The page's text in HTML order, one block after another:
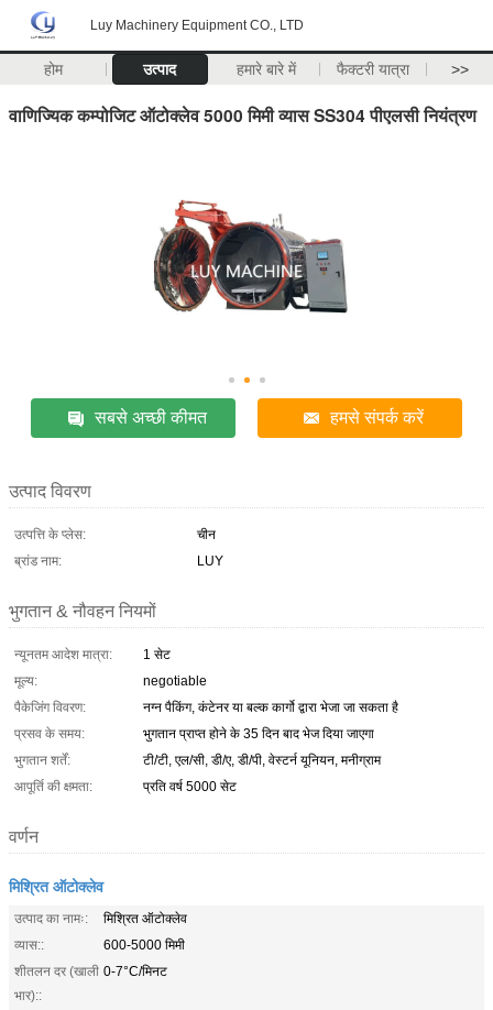
Luy Machinery Equipment CO., LTD
होम उत्पाद हमारे बारे में फैक्टरी यात्रा >>
वाणिज्यिक कम्पोजिट ऑटोक्लेव 5000 मिमी व्यास SS304 पीएलसी नियंत्रण
सबसे अच्छी कीमत हमसे संपर्क करें
उत्पाद विवरण
उत्पत्ति के प्लेस:
चीन
ब्रांड नाम:
LUY
भुगतान & नौवहन नियमों
न्यूनतम आदेश मात्रा:
1 सेट
मूल्य:
negotiable
पैकेजिंग विवरण:
नग्न पैकिंग, कंटेनर या बल्क कार्गो द्वारा भेजा जा सकता है
प्रसव के समय:
भुगतान प्राप्त होने के 35 दिन बाद भेज दिया जाएगा
भुगतान शर्तें:
टी/टी, एल/सी, डी/ए, डी/पी, वेस्टर्न यूनियन, मनीग्राम
आपूर्ति की क्षमता:
प्रति वर्ष 5000 सेट
वर्णन
मिश्रित ऑटोक्लेव
उत्पाद का नामः:
मिश्रित ऑटोक्लेव
व्यास::
600-5000 मिमी
शीतलन दर (खाली
भार)::
0-7°C/मिनट